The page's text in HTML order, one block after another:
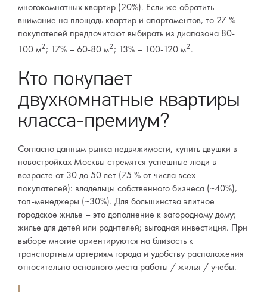
многокомнатных квартир (20%). Если же обратить
внимание на площадь квартир и апартаментов, то 27 %
покупателей предпочитают выбирать из диапазона 80-
100 м2; 17% – 60-80 м2; 13% – 100-120 м2.
Кто покупает
двухкомнатные квартиры
класса-премиум?
Согласно данным рынка недвижимости, купить двушки в
новостройках Москвы стремятся успешные люди в
возрасте от 30 до 50 лет (75 % от числа всех
покупателей): владельцы собственного бизнеса (~40%),
топ-менеджеры (~30%). Для большинства элитное
городское жилье – это дополнение к загородному дому;
жилье для детей или родителей; выгодная инвестиция. При
выборе многие ориентируются на близость к
транспортным артериям города и удобству расположения
относительно основного места работы / жилья / учебы.